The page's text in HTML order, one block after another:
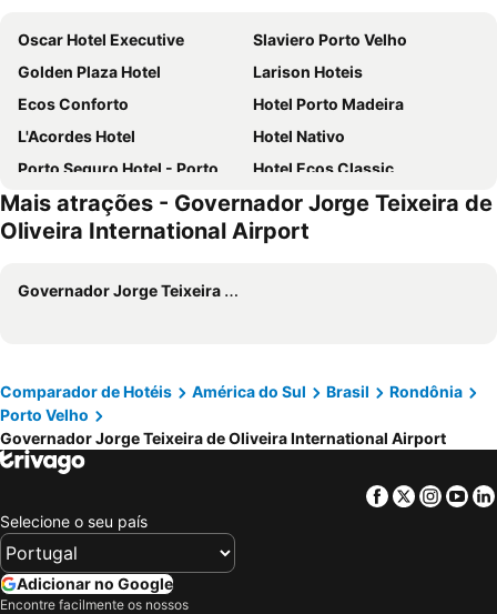
Oscar Hotel Executive
Slaviero Porto Velho
Golden Plaza Hotel
Larison Hoteis
Ecos Conforto
Hotel Porto Madeira
L'Acordes Hotel
Hotel Nativo
Porto Seguro Hotel - Porto Velho
Hotel Ecos Classic
Regina
Hotel Central
Hotel Caribe
Hotel Tropical
Yves Hotel
Rede Andrade Aquarius
Hotel Porto Amazônia
Engenheiros Hotel
Rondon Palace Hotel
Hotel Rio Madeira
Mais atrações - Governador Jorge Teixeira de
Oliveira International Airport
Governador Jorge Teixeira de Oliveira International Airport
Comparador de Hotéis América do Sul Brasil
Rondônia
Porto Velho
Governador Jorge Teixeira de Oliveira International Airport
Facebook
Twitter
Selecione o seu país
Adicionar no Google
Encontre facilmente os nossos